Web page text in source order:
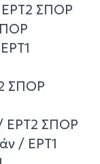
ΕΡΤ2 ΣΠΟΡ
ΣΠΟΡ
ΕΡΤ2 ΣΠΟΡ
/ ΕΡΤ1